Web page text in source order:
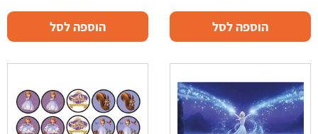
הוספה לסל הוספה לסל